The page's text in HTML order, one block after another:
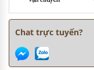
Chat trực tuyến?